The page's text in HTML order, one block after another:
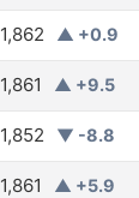
1,862 ▲ +0.9
1,861 ▲ +9.5
1,852 ▼ -8.8
1,861 ▲ +5.9